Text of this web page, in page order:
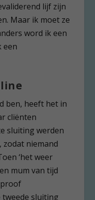
lijf zijn
Maar ik moet ze
word ik een
een
ben, heeft het in
cliënten
sluiting werden
niemand
‘het weer
mum van tijd
sluiting